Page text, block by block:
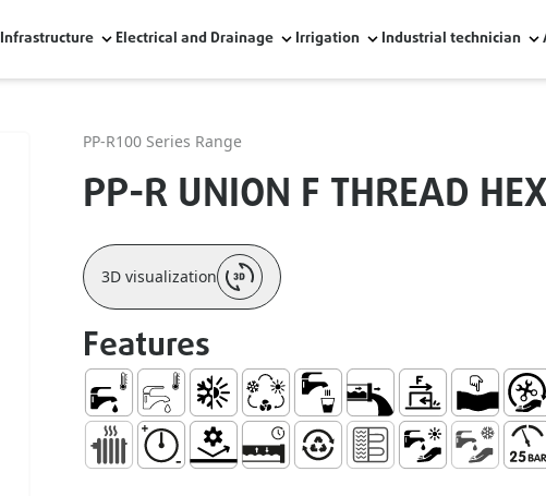
Infrastructure Electrical and Drainage Irrigation Industrial technician
PP-R100 Series Range
PP-R UNION F THREAD
3D visualization
Features
Sanitary Hot Water
Sanitary Cold Water
Heating and Air Conditioning
HVAC Use with Water for Human
Low Internal Wall
Low Friction
Ductile